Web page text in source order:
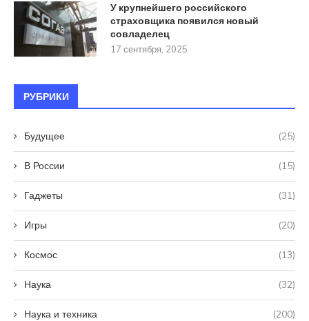
У крупнейшего российского
страховщика появился новый
совладелец
17 сентября, 2025
РУБРИКИ
Будущее (25)
В России (15)
Гаджеты (31)
Игры (20)
Космос (13)
Наука (32)
Наука и техника (200)